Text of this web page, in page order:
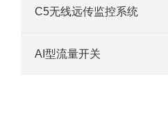
C5无线远传监控系统
AI型流量开关